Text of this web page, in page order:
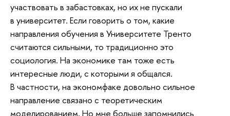
участвовать в забастовках, но их не пускали
в университет. Если говорить о том, какие
направления обучения в Университете Тренто
считаются сильными, то традиционно это
социология. На экономике там тоже есть
интересные люди, с которыми я общался.
В частности, на экономфаке довольно сильное
направление связано с теоретическим
моделированием. Но мне больше запомнились